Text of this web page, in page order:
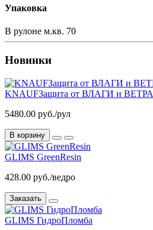
Упаковка
В рулоне м.кв. 70
Новинки
KNAUFЗащита от ВЛАГИ и ВЕТРА
5480.00 руб./рул
В корзину
GLIMS GreenResin
428.00 руб./ведро
Заказать
GLIMS ГидроПломба